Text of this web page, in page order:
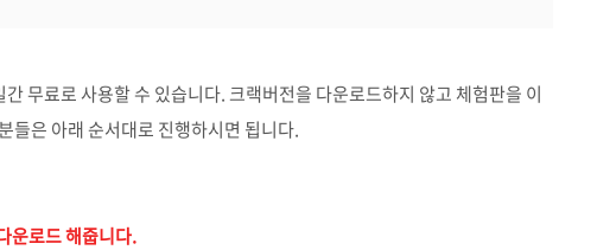
무료로 사용할 수 있습니다. 크랙버전을 다운로드하지 않고 체험판을 이
들은 아래 순서대로 진행하시면 됩니다.
운로드 해줍니다.